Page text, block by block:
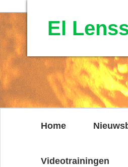
El
Home
Videotrainingen